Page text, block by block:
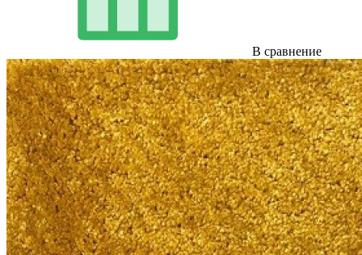
В сравнение